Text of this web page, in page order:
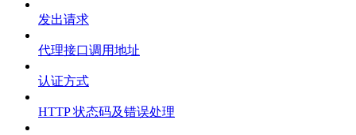
发出请求
代理接口调用地址
认证方式
HTTP 状态码及错误处理